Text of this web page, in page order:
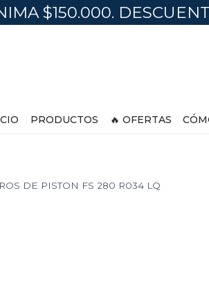
$150.000.
PRODUCTOS 🔥 OFERTAS
DE PISTON FS 280 R034 LQ